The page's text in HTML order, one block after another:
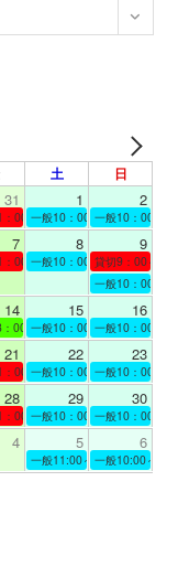
土 日
31 1 2
00～12：00
一般10：00～19：00
一般10：00～
7 8 9
00～12：00
一般10：00～19：00
貸切9：00～10
一般10：00～
14 15 16
00～19：00
一般10：00～19：00
一般10：00～
21 22 23
00～13：00
一般10：00～19：00
一般10：00～
28 29 30
00～12：00
一般10：00～19：00
一般10：00～
4 5 6
一般11:00～19:00一般10:00～